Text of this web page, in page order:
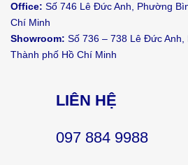
Office: Số 746 Lê Đức Anh, Phường
Chí Minh
Showroom: Số 736 – 738 Lê Đức Anh,
Thành phố Hồ Chí Minh
LIÊN HỆ
097 884 9988